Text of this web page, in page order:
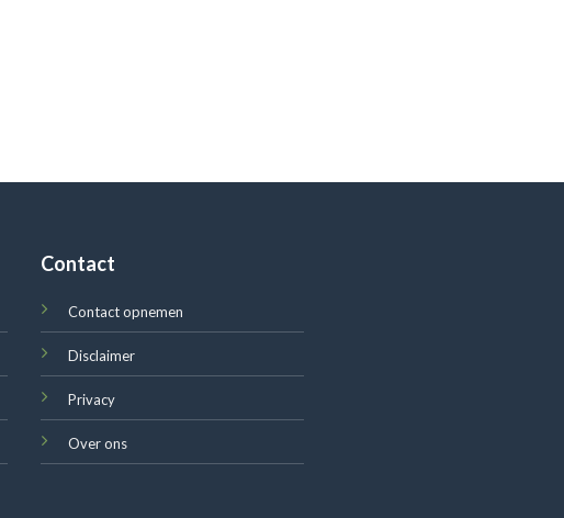
Contact
Contact opnemen
Disclaimer
Privacy
Over ons